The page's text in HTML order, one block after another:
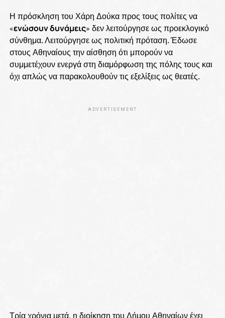
Η πρόσκληση του Χάρη Δούκα προς τους πολίτες να
«ενώσουν δυνάμεις» δεν λειτούργησε ως προεκλογικό
σύνθημα. Λειτούργησε ως πολιτική πρόταση. Έδωσε
στους Αθηναίους την αίσθηση ότι μπορούν να
συμμετέχουν ενεργά στη διαμόρφωση της πόλης τους και
όχι απλώς να παρακολουθούν τις εξελίξεις ως θεατές.
ADVERTISEMENT
Τρία χρόνια μετά, η διοίκηση του Δήμου Αθηναίων έχει